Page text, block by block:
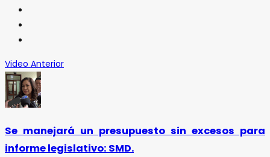
Video Anterior
Se manejará un presupuesto sin excesos para
informe legislativo: SMD.